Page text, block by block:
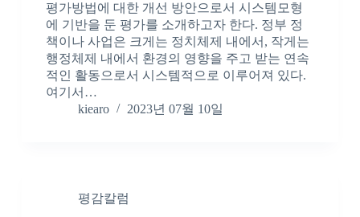
평가방법에 대한 개선 방안으로서 시스템모형
에 기반을 둔 평가를 소개하고자 한다. 정부 정
책이나 사업은 크게는 정치체제 내에서, 작게는
행정체제 내에서 환경의 영향을 주고 받는 연속
적인 활동으로서 시스템적으로 이루어져 있다.
여기서…
kiearo
2023년 07월 10일
평감칼럼